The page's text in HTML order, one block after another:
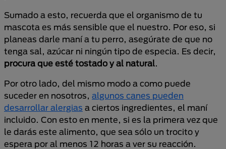
Sumado a esto, recuerda que el organismo de tu
mascota es más sensible que el nuestro. Por eso, si
planeas darle maní a tu perro, asegúrate de que no
tenga sal, azúcar ni ningún tipo de especia. Es decir,
procura que esté tostado y al natural.
Por otro lado, del mismo modo a como puede
suceder en nosotros, algunos canes pueden
desarrollar alergias a ciertos ingredientes, el maní
incluido. Con esto en mente, si es la primera vez que
le darás este alimento, que sea sólo un trocito y
espera por al menos 12 horas a ver su reacción.